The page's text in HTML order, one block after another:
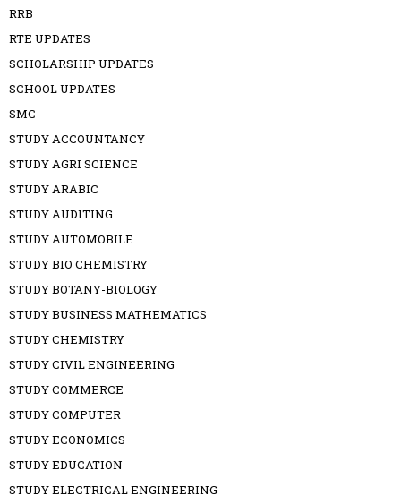
RRB
RTE UPDATES
SCHOLARSHIP UPDATES
SCHOOL UPDATES
SMC
STUDY ACCOUNTANCY
STUDY AGRI SCIENCE
STUDY ARABIC
STUDY AUDITING
STUDY AUTOMOBILE
STUDY BIO CHEMISTRY
STUDY BOTANY-BIOLOGY
STUDY BUSINESS MATHEMATICS
STUDY CHEMISTRY
STUDY CIVIL ENGINEERING
STUDY COMMERCE
STUDY COMPUTER
STUDY ECONOMICS
STUDY EDUCATION
STUDY ELECTRICAL ENGINEERING